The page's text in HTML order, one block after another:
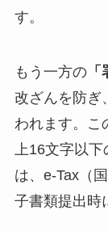
す。
もう一方の「
改ざんを防ぎ
われます。こ
上16文字以
は、e-Tax（
子書類提出時